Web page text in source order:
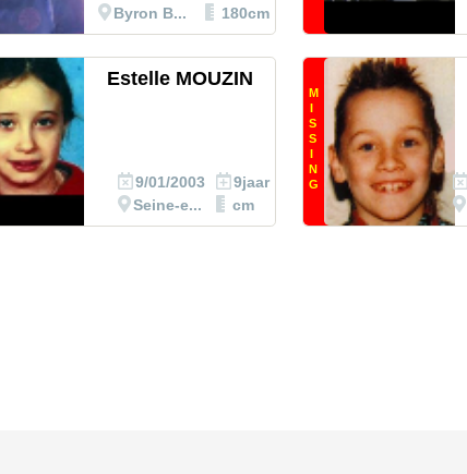
Byron B...
180cm
Estelle MOUZIN
9/01/2003
Seine-e...
9jaar
cm
M
I
S
S
I
N
G